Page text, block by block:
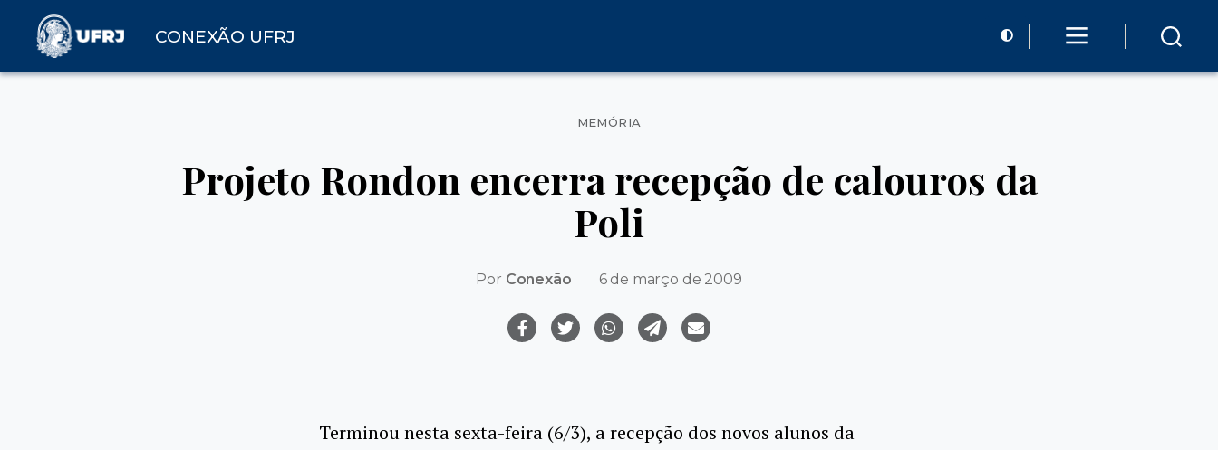
CONEXÃO UFRJ
Categorias
MEMÓRIA
Projeto Rondon encerra recepção de calouros da
Poli
Por Conexão 6 de março de 2009
Terminou nesta sexta-feira (6/3), a recepção dos novos alunos da